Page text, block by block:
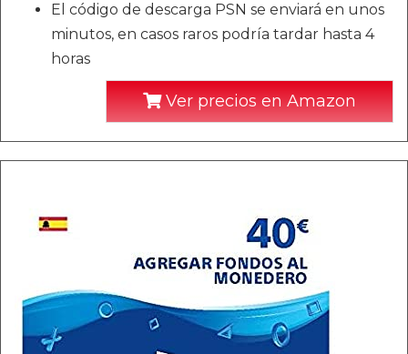
El código de descarga PSN se enviará en unos
minutos, en casos raros podría tardar hasta 4
horas
Ver precios en Amazon